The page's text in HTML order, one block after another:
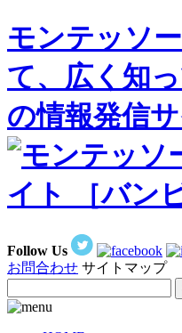
モンテッソ
て、広く知
の情報発信
Follow Us
お問合わせ サイトマップ